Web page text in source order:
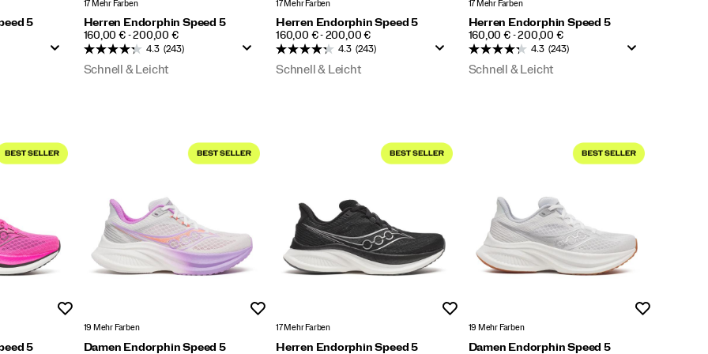
5
17 Mehr Farben
Herren Endorphin Speed 5
PRICE
160,00 € - 200,00 €
4.3 (243)
Schnell & Leicht
17 Mehr Farben
Herren Endorphin Speed 5
PRICE
160,00 € - 200,00 €
4.3 (243)
Schnell & Leicht
17 Mehr Farben
Herren Endorphin Speed 5
PRICE
160,00 € - 200,00 €
4.3 (243)
Schnell & Leicht
5
19 Mehr Farben
Damen Endorphin Speed 5
17 Mehr Farben
Herren Endorphin Speed 5
19 Mehr Farben
Damen Endorphin Speed 5